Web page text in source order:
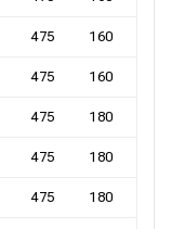
475 160
475 160
475 180
475 180
475 180